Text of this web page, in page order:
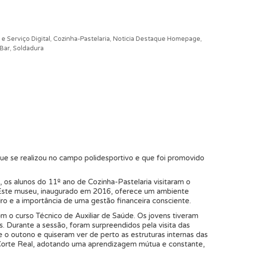
Serviço Digital, Cozinha-Pastelaria, Noticia Destaque Homepage,
, Soldadura
se realizou no campo polidesportivo e que foi promovido
alunos do 11º ano de Cozinha-Pastelaria visitaram o
museu, inaugurado em 2016, oferece um ambiente
e a importância de uma gestão financeira consciente.
o curso Técnico de Auxiliar de Saúde. Os jovens tiveram
Durante a sessão, foram surpreendidos pela visita das
outono e quiseram ver de perto as estruturas internas das
Real, adotando uma aprendizagem mútua e constante,